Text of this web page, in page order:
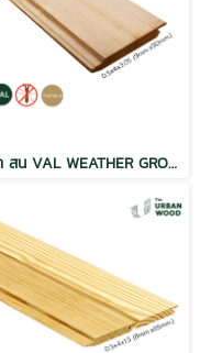
ไม้ฝา สน VAL WEATHER GROOVE ฝาร่องวี อบ กันปลวก H3.2 เกรดพรีเมี่ยม 0.5x4x3.05 (9mm.x90mm.)